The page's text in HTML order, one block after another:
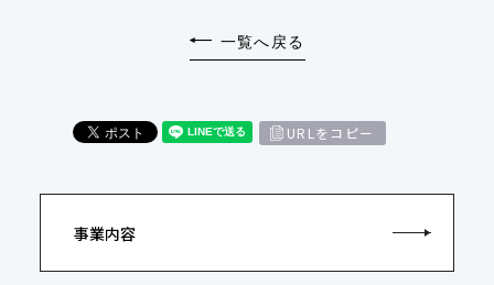
一覧へ戻る
URLをコピー
事業内容